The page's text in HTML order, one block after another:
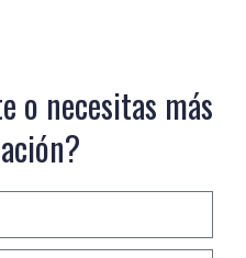
o necesitas más